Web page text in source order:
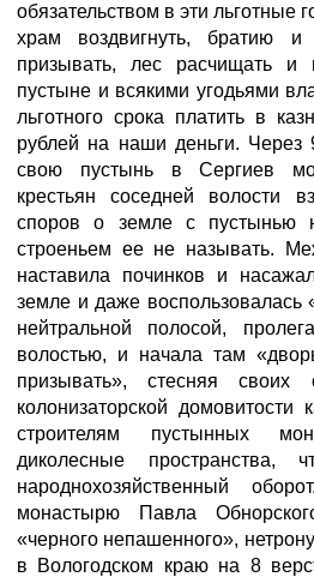
обязательством в эти льготные
храм воздвигнуть, братию
призывать, лес расчищать
пустыне и всякими угодьями
льготного срока платить в
рублей на наши деньги. Через
свою пустынь в Сергиев
крестьян соседней волости
споров о земле с пустынью
строеньем ее не называть.
наставила починков и
земле и даже
нейтральной полосой,
волостью, и начала там
призывать», стесняя своих
колонизаторской домовитости
строителям пустынных
диколесные
народнохозяйственный
монастырю Павла
«черного непашенного»,
в Вологодском краю на 8